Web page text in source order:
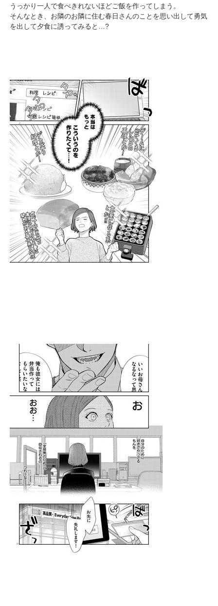
うっかり一人で食べきれないほどご飯を作ってしまう。
そんなとき、お隣のお隣に住む春日さんのことを思い出して勇気
を出して夕食に誘ってみると…?